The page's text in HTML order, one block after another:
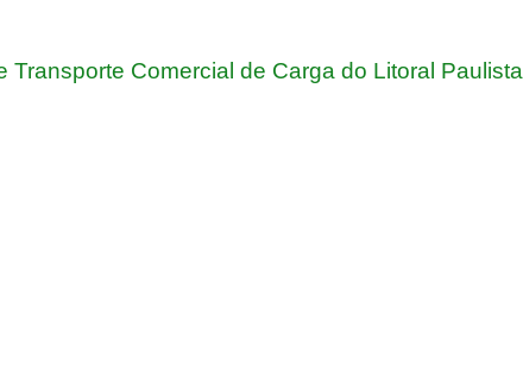
Transporte Comercial de Carga do Litoral Paulista